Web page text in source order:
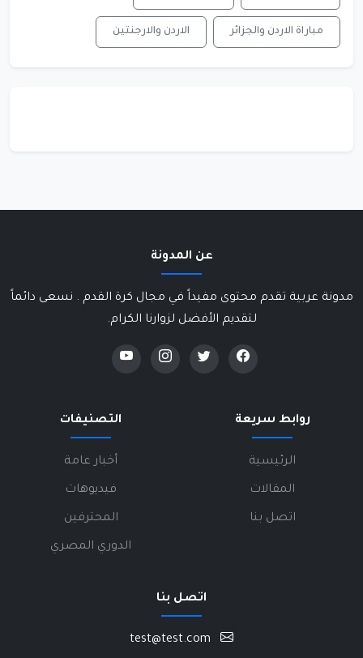
مباراة الاردن والجزائر الاردن والارجنتين
عن المدونة
مدونة عربية تقدم محتوى مفيداً في مجال كرة القدم . نسعى دائماً
لتقديم الأفضل لزوارنا الكرام.
روابط سريعة
الرئيسية
المقالات
اتصل بنا
التصنيفات
أخبار عامة
فيديوهات
المحترفين
الدوري المصري
اتصل بنا